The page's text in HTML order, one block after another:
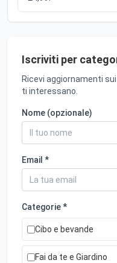
Iscriviti per
Ricevi aggiornamenti
ti interessano.
Nome (opzionale)
Email *
Categorie *
Cibo e bevande
Fai da te e Giardino